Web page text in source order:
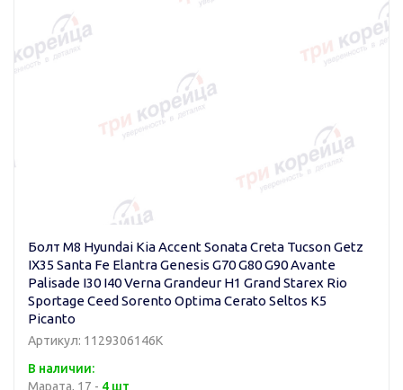
Болт M8 Hyundai Kia Accent Sonata Creta Tucson Getz
IX35 Santa Fe Elantra Genesis G70 G80 G90 Avante
Palisade I30 I40 Verna Grandeur H1 Grand Starex Rio
Sportage Ceed Sorento Optima Cerato Seltos K5
Picanto
Артикул: 1129306146K
В наличии:
Марата, 17 - 4 шт